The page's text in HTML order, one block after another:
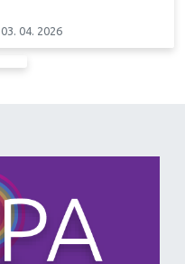
03. 04. 2026